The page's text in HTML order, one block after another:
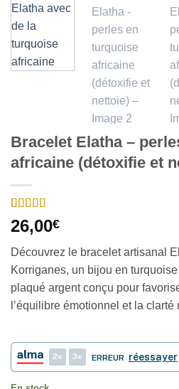
Bracelet Elatha –
africaine (détoxifie et
Noté5sur 5
basé sur
4
client
26,00€
Découvrez le bracelet artisanal
Korriganes, un bijou en
plaqué argent conçu pour
l’équilibre émotionnel et la clarté
2 3 ERREUR réessayer